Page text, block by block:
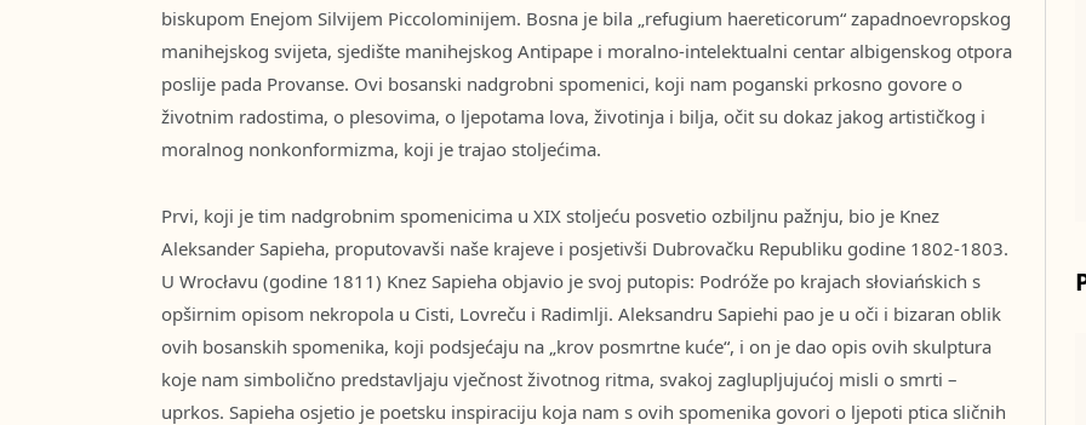
biskupom Enejom Silvijem Piccolominijem. Bosna je bila „refugium haereticorum“ zapadnoevropskog
manihejskog svijeta, sjedište manihejskog Antipape i moralno-intelektualni centar albigenskog otpora
poslije pada Provanse. Ovi bosanski nadgrobni spomenici, koji nam poganski prkosno govore o
životnim radostima, o plesovima, o ljepotama lova, životinja i bilja, očit su dokaz jakog artističkog i
moralnog nonkonformizma, koji je trajao stoljećima.
Prvi, koji je tim nadgrobnim spomenicima u XIX stoljeću posvetio ozbiljnu pažnju, bio je Knez
Aleksander Sapieha, proputovavši naše krajeve i posjetivši Dubrovačku Republiku godine 1802-1803.
U Wrocłavu (godine 1811) Knez Sapieha objavio je svoj putopis: Podróže po krajach słoviańskich s
opširnim opisom nekropola u Cisti, Lovreču i Radimlji. Aleksandru Sapiehi pao je u oči i bizaran oblik
ovih bosanskih spomenika, koji podsjećaju na „krov posmrtne kuće“, i on je dao opis ovih skulptura
koje nam simbolično predstavljaju vječnost životnog ritma, svakoj zaglupljujućoj misli o smrti –
uprkos. Sapieha osjetio je poetsku inspiraciju koja nam s ovih spomenika govori o ljepoti ptica sličnih